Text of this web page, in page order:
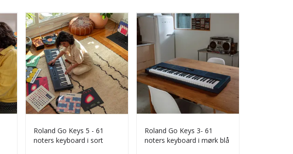
Roland Go Keys 5 - 61
noters keyboard i sort
Roland Go Keys 3- 61
noters keyboard i mørk blå